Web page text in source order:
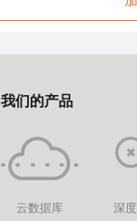
我们的产品
云数据库 深